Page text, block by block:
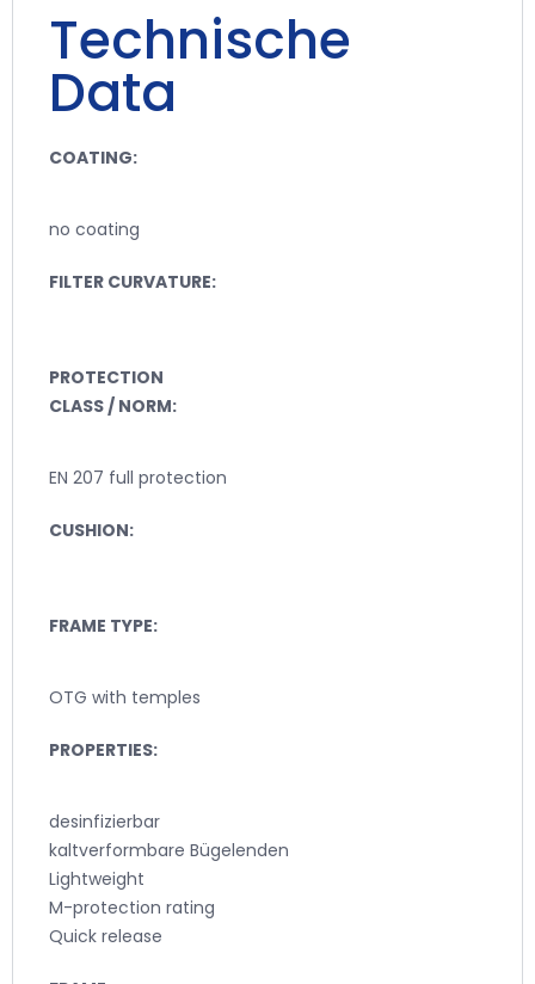
Technische
Data
COATING:
no coating
FILTER CURVATURE:
PROTECTION
CLASS / NORM:
EN 207 full protection
CUSHION:
FRAME TYPE:
OTG with temples
PROPERTIES:
desinfizierbar
kaltverformbare Bügelenden
Lightweight
M-protection rating
Quick release